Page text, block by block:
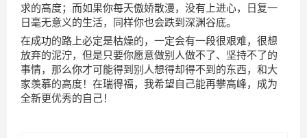
求的高度；而如果你每天傲娇散漫，没有上进心，日复一
日毫无意义的生活，同样你也会跌到深渊谷底。
在成功的路上必定是枯燥的，一定会有一段很艰难，很想
放弃的泥泞，但是只要你愿意做别人做不了、坚持不了的
事情，那么你才可能得到别人想得却得不到的东西，和大
家羡慕的高度！在瑞得福，我希望自己能再攀高峰，成为
全新更优秀的自己！